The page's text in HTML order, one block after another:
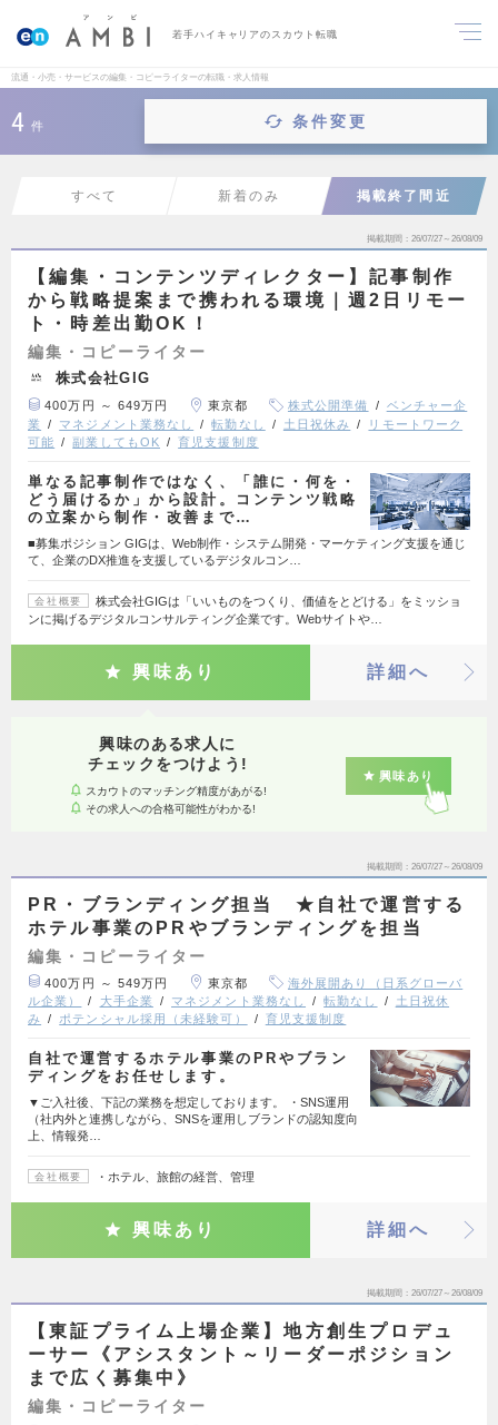
若手ハイキャリアのスカウト転職
流通・小売・サービスの編集・コピーライターの転職・求人情報
4 件 条件変更
すべて 新着のみ 掲載終了間近
掲載期間 26/07/27～26/08/09
【編集・コンテンツディレクター】記事制作
から戦略提案まで携われる環境｜週2日リモー
ト・時差出勤OK！
編集・コピーライター
株式会社GIG
400万円 ～ 649万円 東京都 株式公開準備
ベンチャー企
業
マネジメント業務なし 転勤なし 土日祝休み
リモートワーク
可能
副業してもOK 育児支援制度
単なる記事制作ではなく、「誰に・何を・
どう届けるか」から設計。コンテンツ戦略
の立案から制作・改善まで…
■募集ポジション GIGは、Web制作・システム開発・マーケティング支援を通じ
て、企業のDX推進を支援しているデジタルコン…
会社概要
株式会社GIGは「いいものをつくり、価値をとどける」をミッショ
ンに掲げるデジタルコンサルティング企業です。Webサイトや…
興味あり 詳細へ
興味のある求人に
チェックをつけよう!
スカウトのマッチング精度があがる!
その求人への合格可能性がわかる!
興味あり
掲載期間 26/07/27～26/08/09
PR・ブランディング担当 ★自社で運営する
ホテル事業のPRやブランディングを担当
編集・コピーライター
400万円 ～ 549万円 東京都
海外展開あり（日系グローバ
ル企業）
大手企業 マネジメント業務なし 転勤なし
土日祝休
み
ポテンシャル採用（未経験可） 育児支援制度
自社で運営するホテル事業のPRやブラン
ディングをお任せします。
▼ご入社後、下記の業務を想定しております。 ・SNS運用
（社内外と連携しながら、SNSを運用しブランドの認知度向
上、情報発…
会社概要 ・ホテル、旅館の経営、管理
興味あり 詳細へ
掲載期間 26/07/27～26/08/09
【東証プライム上場企業】地方創生プロデュ
ーサー《アシスタント～リーダーポジション
まで広く募集中》
編集・コピーライター